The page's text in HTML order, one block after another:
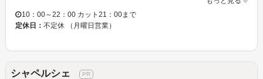
10：00～22：00 カット21：00まで
定休日： 不定休 （月曜日営業）
シャペルシェ